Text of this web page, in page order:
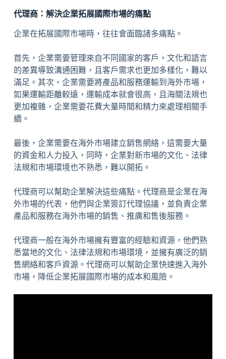
代理商：解決企業拓展國際市場的痛點
企業在拓展國際市場時，往往會面臨諸多痛點。
首先，企業需要管理來自不同國家的客戶，文化和語言
的差異導致溝通困難，且客戶需求也更加多樣化，難以
滿足。其次，企業需要將產品和服務運輸到海外市場，
如果運輸距離較遠，運輸成本就會很高，且海關法規也
更加複雜，企業需要花費大量時間和精力來處理相關手
續。
最後，企業需要在海外市場建立銷售網絡，這需要大量
的資金和人力投入，同時，企業對新市場的文化、法律
法規和市場環境也不熟悉，難以開拓。
代理商可以幫助企業解決這些痛點。代理商是企業在海
外市場的代表，他們與企業簽訂代理協議，並負責企業
產品和服務在海外市場的銷售、推廣和售後服務。
代理商一般在海外市場擁有豐富的經驗和資源，他們熟
悉當地的文化、法律法規和市場環境，並擁有廣泛的銷
售網絡和客戶資源。代理商可以幫助企業快速進入海外
市場，降低企業拓展國際市場的成本和風險。